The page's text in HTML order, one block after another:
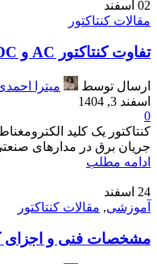
02 اسفند
مقالات کنتاکتور
تفاوت کنتاکتور AC و DC و موارد استفاده هرکدام
ارسال توسط
میترا
اسفند 3, 1404
0
کنتاکتور یک کلید
جریان برق در مدارهای
ادامه مطلب
24 اسفند
آموزشی, مقالات کنتاکتور
مشخصات فنی و اجزای